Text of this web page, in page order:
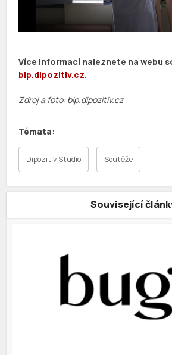
Více informací naleznete na webu
bip.dipozitiv.cz.
Zdroj a foto: bip.dipozitiv.cz
Dipozitiv Studio Soutěže
Související